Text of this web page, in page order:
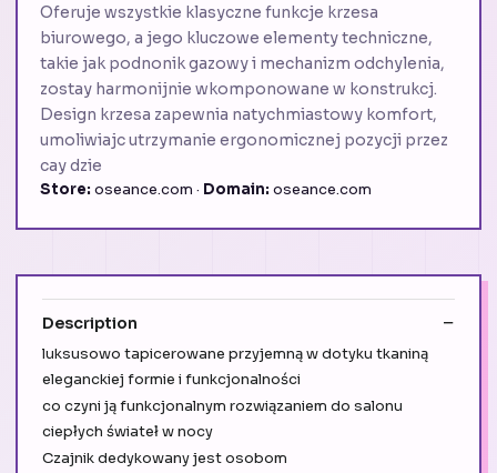
Oferuje wszystkie klasyczne funkcje krzesa
biurowego, a jego kluczowe elementy techniczne,
takie jak podnonik gazowy i mechanizm odchylenia,
zostay harmonijnie wkomponowane w konstrukcj.
Design krzesa zapewnia natychmiastowy komfort,
umoliwiajc utrzymanie ergonomicznej pozycji przez
cay dzie
Store: oseance.com · Domain: oseance.com
Description
luksusowo tapicerowane przyjemną w dotyku tkaniną
eleganckiej formie i funkcjonalności
co czyni ją funkcjonalnym rozwiązaniem do salonu
ciepłych świateł w nocy
Czajnik dedykowany jest osobom